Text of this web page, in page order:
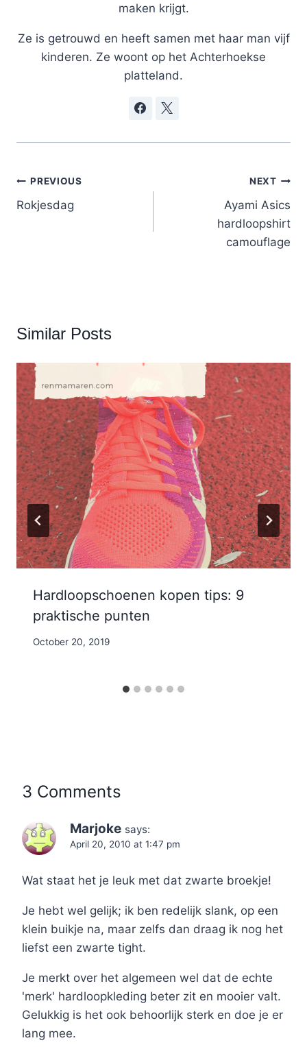
maken krijgt.
Ze is getrouwd en heeft samen met haar man vijf
kinderen. Ze woont op het Achterhoekse
platteland.
Post
navigation
PREVIOUS
Rokjesdag
NEXT
Ayami Asics
hardloopshirt
camouflage
Similar Posts
Hardloopschoenen kopen tips: 9
praktische punten
By
October 20, 2019
3 Comments
Marjoke says:
April 20, 2010 at 1:47 pm
Wat staat het je leuk met dat zwarte broekje!
Je hebt wel gelijk; ik ben redelijk slank, op een
klein buikje na, maar zelfs dan draag ik nog het
liefst een zwarte tight.
Je merkt over het algemeen wel dat de echte
'merk' hardloopkleding beter zit en mooier valt.
Gelukkig is het ook behoorlijk sterk en doe je er
lang mee.